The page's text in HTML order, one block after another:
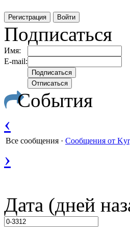
Регистрация Войти
Подписаться
Имя:
E-mail:
События
‹
Все сообщения · Сообщения от
›
Дата (дней